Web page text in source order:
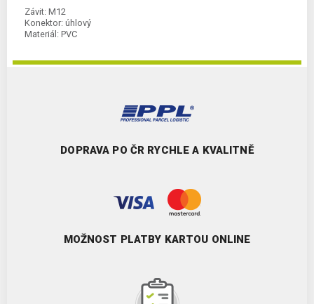
Závit: M12
Konektor: úhlový
Materiál: PVC
DOPRAVA PO ČR RYCHLE A KVALITNĚ
MOŽNOST PLATBY KARTOU ONLINE